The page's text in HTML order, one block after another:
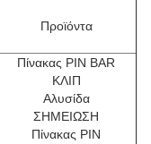
Προϊόντα
Πίνακας PIN BAR
ΚΛΙΠ
Αλυσίδα
ΣΗΜΕΙΩΣΗ
Πίνακας PIN